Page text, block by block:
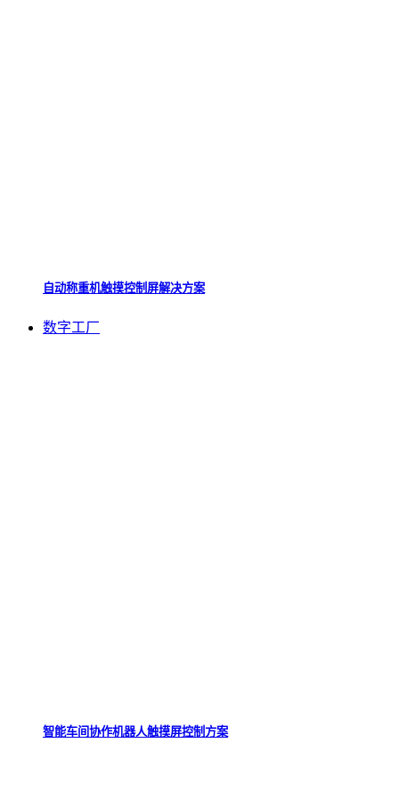
自动称重机触摸控制屏解决方案
数字工厂
智能车间协作机器人触摸屏控制方案